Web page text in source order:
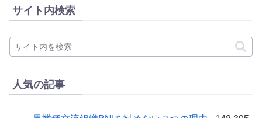
サイト内検索
人気の記事